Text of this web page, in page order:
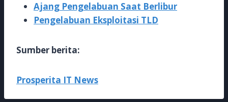
Ajang Pengelabuan Saat Berlibur
Pengelabuan Eksploitasi TLD
Sumber berita:
Prosperita IT News